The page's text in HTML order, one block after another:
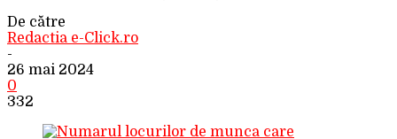
De către
Redactia e-Click.ro
-
26 mai 2024
0
332